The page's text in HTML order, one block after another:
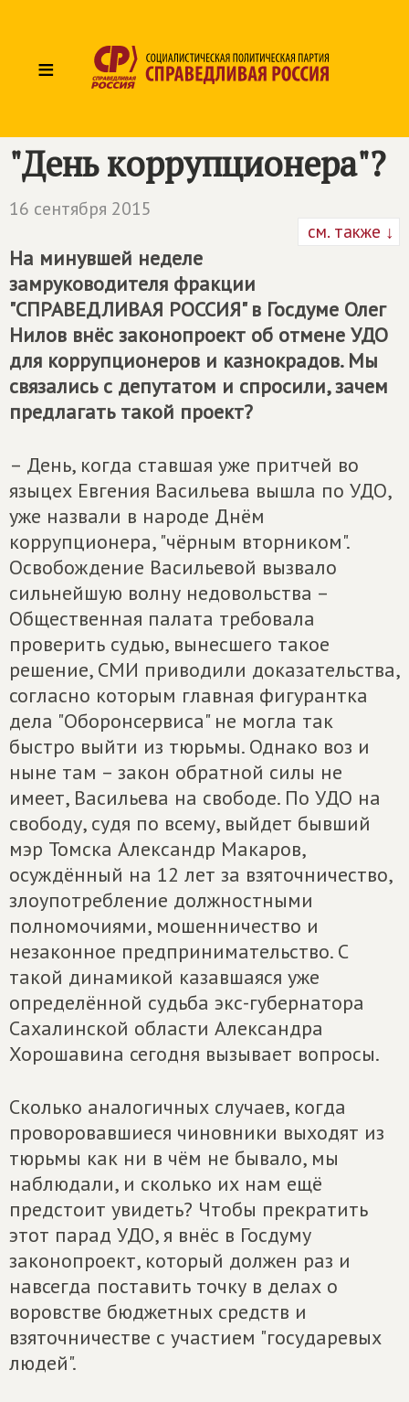
≡
"День коррупционера"?
16 сентября 2015
см. также ↓
На минувшей неделе
замруководителя фракции
"СПРАВЕДЛИВАЯ РОССИЯ" в Госдуме Олег
Нилов внёс законопроект об отмене УДО
для коррупционеров и казнокрадов. Мы
связались с депутатом и спросили, зачем
предлагать такой проект?
– День, когда ставшая уже притчей во
языцех Евгения Васильева вышла по УДО,
уже назвали в народе Днём
коррупционера, "чёрным вторником".
Освобождение Васильевой вызвало
сильнейшую волну недовольства –
Общественная палата требовала
проверить судью, вынесшего такое
решение, СМИ приводили доказательства,
согласно которым главная фигурантка
дела "Оборонсервиса" не могла так
быстро выйти из тюрьмы. Однако воз и
ныне там – закон обратной силы не
имеет, Васильева на свободе. По УДО на
свободу, судя по всему, выйдет бывший
мэр Томска Александр Макаров,
осуждённый на 12 лет за взяточничество,
злоупотребление должностными
полномочиями, мошенничество и
незаконное предпринимательство. С
такой динамикой казавшаяся уже
определённой судьба экс-губернатора
Сахалинской области Александра
Хорошавина сегодня вызывает вопросы.
Сколько аналогичных случаев, когда
проворовавшиеся чиновники выходят из
тюрьмы как ни в чём не бывало, мы
наблюдали, и сколько их нам ещё
предстоит увидеть? Чтобы прекратить
этот парад УДО, я внёс в Госдуму
законопроект, который должен раз и
навсегда поставить точку в делах о
воровстве бюджетных средств и
взяточничестве с участием "государевых
людей".